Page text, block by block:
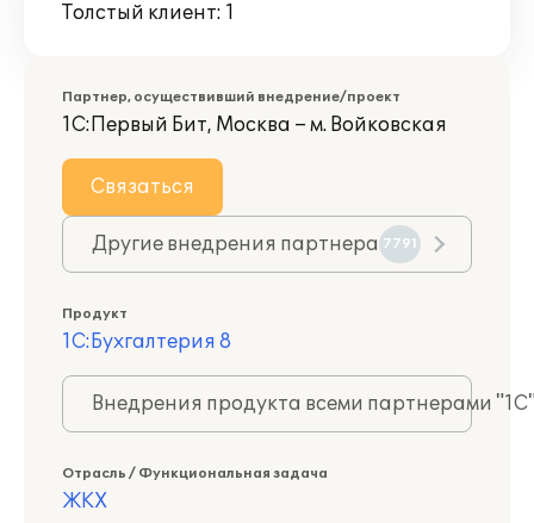
Толстый клиент: 1
Партнер, осуществивший внедрение/проект
1С:Первый Бит, Москва – м. Войковская
Связаться
Другие внедрения партнера 7791
Продукт
1С:Бухгалтерия 8
Внедрения продукта всеми партнерами
Отрасль / Функциональная задача
ЖКХ